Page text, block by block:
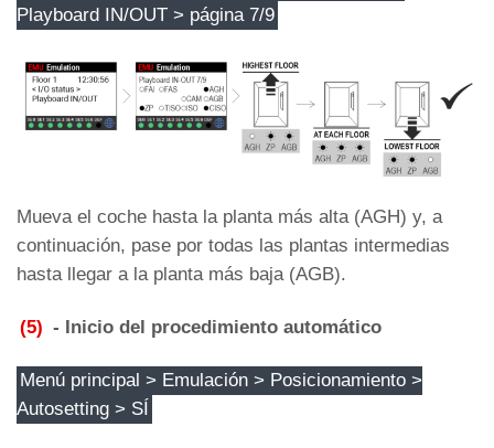
Playboard IN/OUT > página 7/9
Mueva el coche hasta la planta más alta (AGH) y, a
continuación, pase por todas las plantas intermedias
hasta llegar a la planta más baja (AGB).
(5) - Inicio del procedimiento automático
Menú principal > Emulación > Posicionamiento >
Autosetting > SÍ